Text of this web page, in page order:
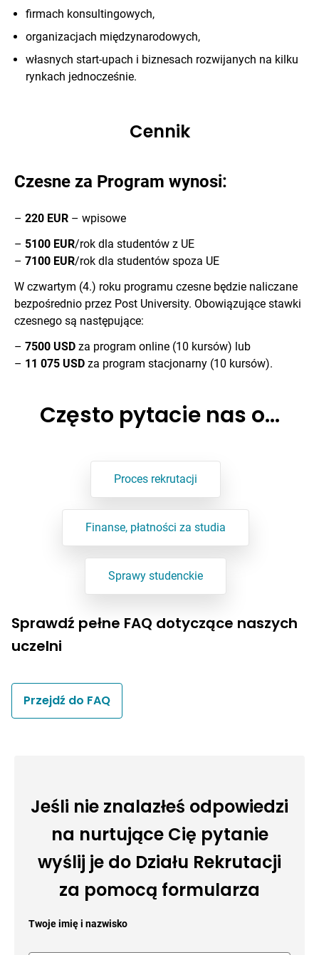
firmach konsultingowych,
organizacjach międzynarodowych,
własnych start-upach i biznesach rozwijanych na kilku
rynkach jednocześnie.
Cennik
Czesne za Program wynosi:
– 220 EUR – wpisowe
– 5100 EUR/rok dla studentów z UE
– 7100 EUR/rok dla studentów spoza UE
W czwartym (4.) roku programu czesne będzie naliczane
bezpośrednio przez Post University. Obowiązujące stawki
czesnego są następujące:
– 7500 USD za program online (10 kursów) lub
– 11 075 USD za program stacjonarny (10 kursów).
Często pytacie nas o…
Proces rekrutacji
Finanse, płatności za studia
Sprawy studenckie
Sprawdź pełne FAQ dotyczące naszych
uczelni
Przejdź do FAQ
Jeśli nie znalazłeś odpowiedzi
na nurtujące Cię pytanie
wyślij je do Działu Rekrutacji
za pomocą formularza
Twoje imię i nazwisko